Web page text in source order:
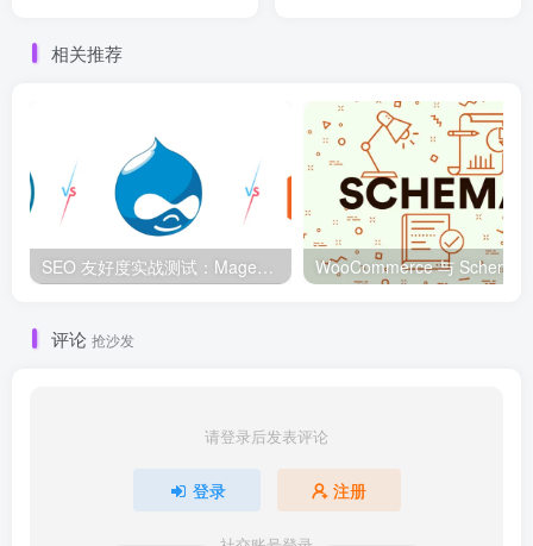
相关推荐
SEO 友好度实战测试：Magento、WordPress、Drupal 在核心 SEO 要素上的表现对比
评论 抢沙发
请登录后发表评论
登录 注册